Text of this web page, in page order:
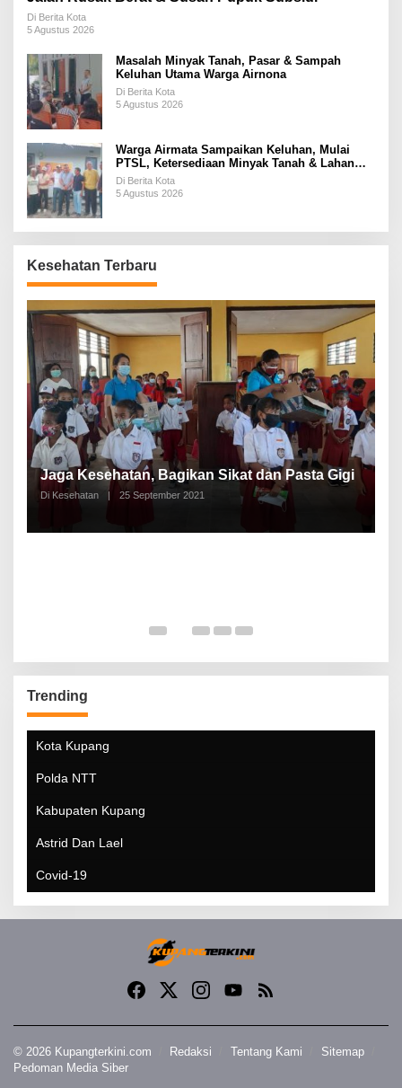
Di Berita Kota
5 Agustus 2026
Masalah Minyak Tanah, Pasar & Sampah
Keluhan Utama Warga Airnona
Di Berita Kota
5 Agustus 2026
Warga Airmata Sampaikan Keluhan, Mulai
PTSL, Ketersediaan Minyak Tanah & Lahan
Pemakaman
Di Berita Kota
5 Agustus 2026
Kesehatan Terbaru
Jaga Kesehatan, Bagikan Sikat dan Pasta Gigi
Di Kesehatan | 25 September 2021
Trending
Kota Kupang
Polda NTT
Kabupaten Kupang
Astrid Dan Lael
Covid-19
© 2026 Kupangterkini.com Redaksi Tentang Kami
Sitemap
Pedoman Media Siber